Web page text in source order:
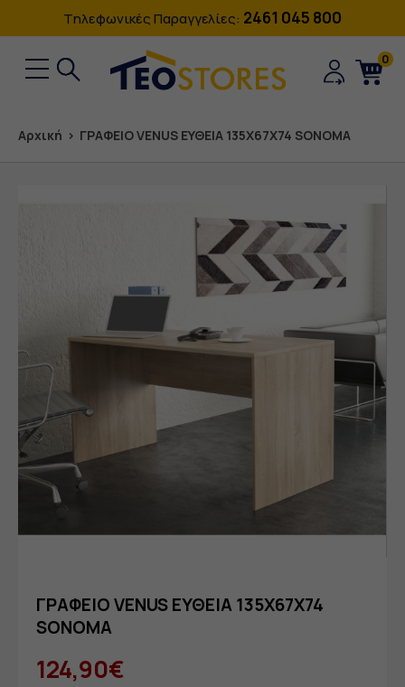
Tηλεφωνικές Παραγγελίες: 2461 045 800
0
Αρχική › ΓΡΑΦΕΙΟ VENUS ΕΥΘΕΙΑ 135X67X74 SONOMA
ΓΡΑΦΕΙΟ VENUS ΕΥΘΕΙΑ 135X67X74
SONOMA
124,90€